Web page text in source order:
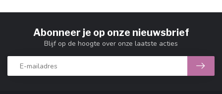
Abonneer je op onze nieuwsbrief
Blijf op de hoogte over onze laatste acties